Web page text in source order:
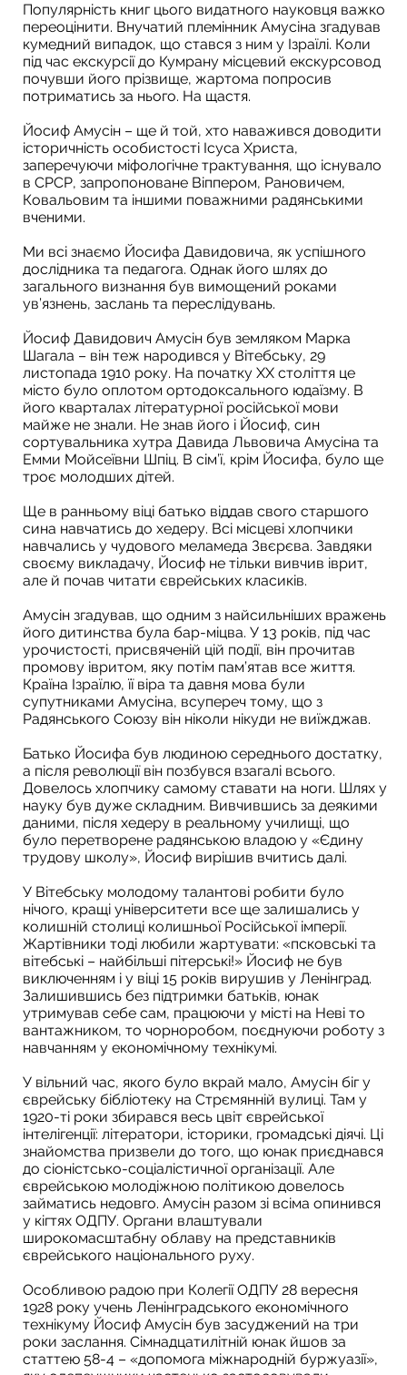
Популярність книг цього видатного науковця важко
переоцінити. Внучатий племінник Амусіна згадував
кумедний випадок, що стався з ним у Ізраїлі. Коли
під час екскурсії до Кумрану місцевий екскурсовод
почувши його прізвище, жартома попросив
потриматись за нього. На щастя.
Йосиф Амусін – ще й той, хто наважився доводити
історичність особистості Ісуса Христа,
заперечуючи міфологічне трактування, що існувало
в СРСР, запропоноване Віппером, Рановичем,
Ковальовим та іншими поважними радянськими
вченими.
Ми всі знаємо Йосифа Давидовича, як успішного
дослідника та педагога. Однак його шлях до
загального визнання був вимощений роками
ув’язнень, заслань та переслідувань.
Йосиф Давидович Амусін був земляком Марка
Шагала – він теж народився у Вітебську, 29
листопада 1910 року. На початку XX століття це
місто було оплотом ортодоксального юдаїзму. В
його кварталах літературної російської мови
майже не знали. Не знав його і Йосиф, син
сортувальника хутра Давида Львовича Амусіна та
Емми Мойсеївни Шпіц. В сім’ї, крім Йосифа, було ще
троє молодших дітей.
Ще в ранньому віці батько віддав свого старшого
сина навчатись до хедеру. Всі місцеві хлопчики
навчались у чудового меламеда Звєрєва. Завдяки
своєму викладачу, Йосиф не тільки вивчив іврит,
але й почав читати єврейських класиків.
Амусін згадував, що одним з найсильніших вражень
його дитинства була бар-міцва. У 13 років, під час
урочистості, присвяченій цій події, він прочитав
промову івритом, яку потім пам’ятав все життя.
Країна Ізраїлю, її віра та давня мова були
супутниками Амусіна, всупереч тому, що з
Радянського Союзу він ніколи нікуди не виїжджав.
Батько Йосифа був людиною середнього достатку,
а після революції він позбувся взагалі всього.
Довелось хлопчику самому ставати на ноги. Шлях у
науку був дуже складним. Вивчившись за деякими
даними, після хедеру в реальному училищі, що
було перетворене радянською владою у «Єдину
трудову школу», Йосиф вирішив вчитись далі.
У Вітебську молодому талантові робити було
нічого, кращі університети все ще залишались у
колишній столиці колишньої Російської імперії.
Жартівники тоді любили жартувати: «псковські та
вітебські – найбільші пітерські!» Йосиф не був
виключенням і у віці 15 років вирушив у Ленінград.
Залишившись без підтримки батьків, юнак
утримував себе сам, працюючи у місті на Неві то
вантажником, то чорноробом, поєднуючи роботу з
навчанням у економічному технікумі.
У вільний час, якого було вкрай мало, Амусін біг у
єврейську бібліотеку на Стрємянній вулиці. Там у
1920-ті роки збирався весь цвіт єврейської
інтелігенції: літератори, історики, громадські діячі. Ці
знайомства призвели до того, що юнак приєднався
до сіоністсько-соціалістичної організації. Але
єврейською молодіжною політикою довелось
займатись недовго. Амусін разом зі всіма опинився
у кігтях ОДПУ. Органи влаштували
широкомасштабну облаву на представників
єврейського національного руху.
Особливою радою при Колегії ОДПУ 28 вересня
1928 року учень Ленінградського економічного
технікуму Йосиф Амусін був засуджений на три
роки заслання. Сімнадцатилітній юнак йшов за
статтею 58-4 – «допомога міжнародній буржуазії»,